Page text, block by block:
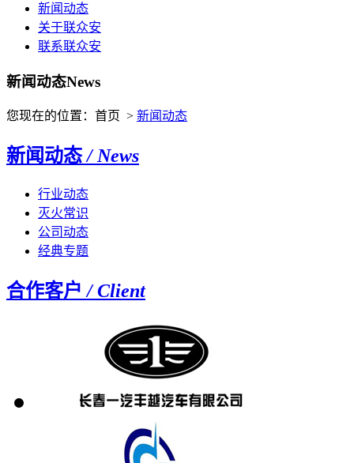
新闻动态
关于联众安
联系联众安
新闻动态News
您现在的位置：首页 > 新闻动态
新闻动态/ News
行业动态
灭火常识
公司动态
经典专题
合作客户/ Client